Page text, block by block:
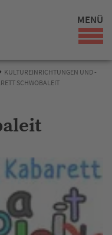
MENÜ
KULTUREINRICHTUNGEN UND -
SCHWOBALEIT